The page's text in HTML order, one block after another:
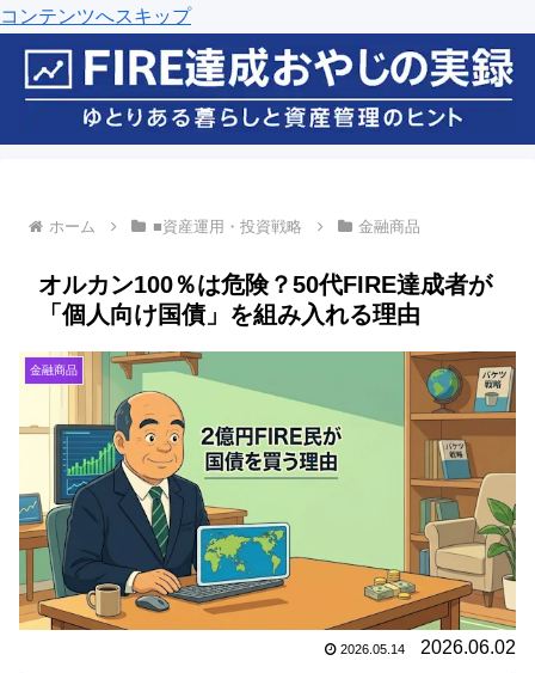
コンテンツへスキップ
ホーム ■資産運用・投資戦略 金融商品
オルカン100％は危険？50代FIRE達成者が
「個人向け国債」を組み入れる理由
金融商品
2026.05.14 2026.06.02